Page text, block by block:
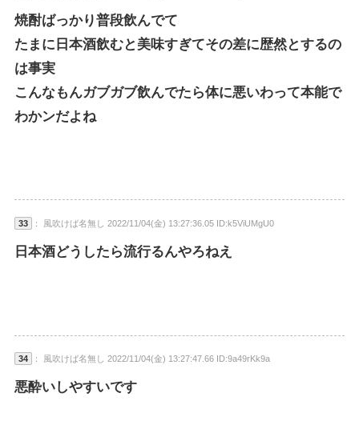
焼酎ばっかり普段飲んでて
たまに日本酒飲むと美味すぎてその差に歴然とするの
は事実
こんなもんガブガブ飲んでたら体に悪いわって本能で
わかンだよね
33 ： 風吹けば名無し 2022/11/04(金) 13:27:36.05 ID:k5ViUMgU0
日本酒どうしたら流行るんやろねえ
34 ： 風吹けば名無し 2022/11/04(金) 13:27:47.66 ID:9a49rKk9a
悪酔いしやすいです